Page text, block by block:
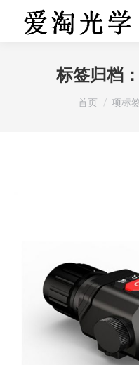
标签归档：
您在这里：
首页 项标